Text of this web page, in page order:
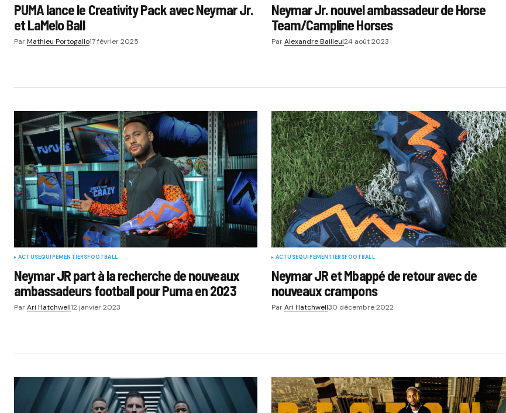
PUMA lance le Creativity Pack avec Neymar Jr.
et LaMelo Ball
ParMathieu Portogallo17 février 2025
Neymar Jr. nouvel ambassadeur de Horse
Team/Campline Horses
ParAlexandre Bailleul24 août 2023
ACTUSEQUIPEMENTIERSFOOTBALL
Neymar JR part à la recherche de nouveaux
ambassadeurs football pour Puma en 2023
ParAri Hatchwell12 janvier 2023
ACTUSEQUIPEMENTIERSFOOTBALL
Neymar JR et Mbappé de retour avec de
nouveaux crampons
ParAri Hatchwell30 décembre 2022